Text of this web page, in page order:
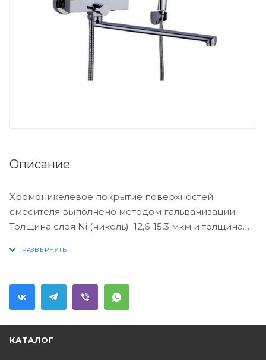
Описание
Хромоникелевое покрытие поверхностей
смесителя выполнено методом гальванизации.
Толщина слоя Ni (никель) 12,6-15,3 мкм и толщина
подходят для разных интерьеров и типов ванных
комнат.Аэратор данного смесителя изготовлен из
смеситель работает с минимальным уровнем
КАТАЛОГ